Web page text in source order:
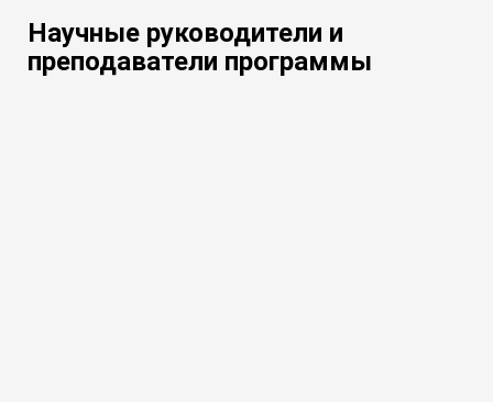
Научные руководители и
преподаватели программы